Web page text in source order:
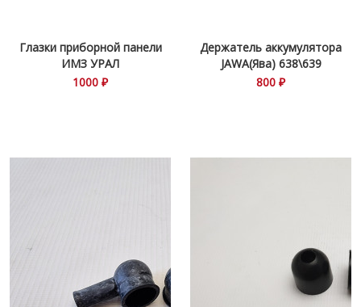
Глазки приборной панели
ИМЗ УРАЛ
1000 ₽
Держатель аккумулятора
JAWA(Ява) 638\639
800 ₽